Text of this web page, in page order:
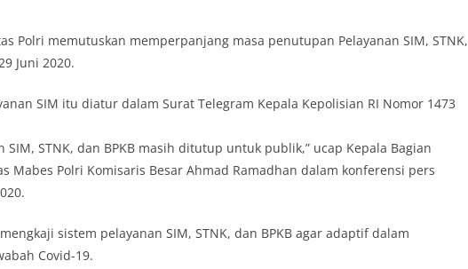
Polri memutuskan memperpanjang masa penutupan Pelayanan SIM, STNK,
Juni 2020.
SIM itu diatur dalam Surat Telegram Kepala Kepolisian RI Nomor 1473
SIM, STNK, dan BPKB masih ditutup untuk publik,” ucap Kepala Bagian
Mabes Polri Komisaris Besar Ahmad Ramadhan dalam konferensi pers
sistem pelayanan SIM, STNK, dan BPKB agar adaptif dalam
Covid-19.